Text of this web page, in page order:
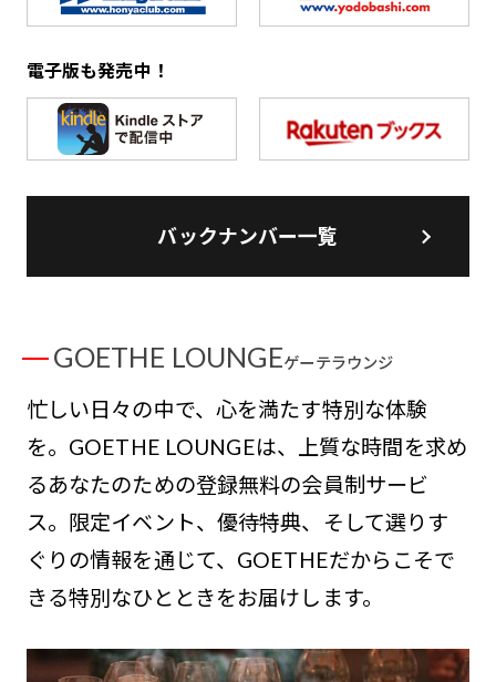
電子版も発売中！
バックナンバー一覧
GOETHE LOUNGEゲーテラウンジ
忙しい日々の中で、心を満たす特別な体験
を。GOETHE LOUNGEは、上質な時間を求め
るあなたのための登録無料の会員制サービ
ス。限定イベント、優待特典、そして選りす
ぐりの情報を通じて、GOETHEだからこそで
きる特別なひとときをお届けします。